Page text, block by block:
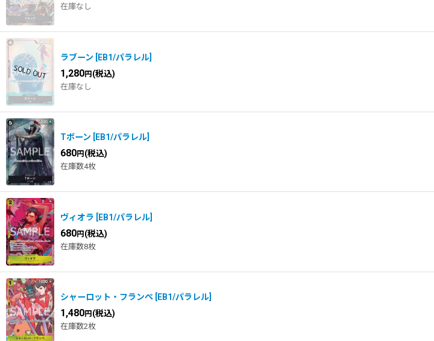
在庫なし
ラブーン EB1/パラレル
1,280円 (税込)
在庫なし
Tボーン EB1/パラレル
680円 (税込)
在庫数4枚
ヴィオラ EB1/パラレル
680円 (税込)
在庫数8枚
シャーロット・フランぺ EB1/パラレル
1,480円 (税込)
在庫数2枚